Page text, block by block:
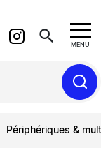
search MENU
Périphériques &